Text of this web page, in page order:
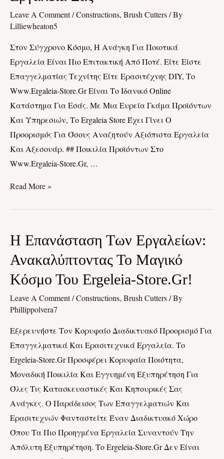
Leave A Comment/Constructions, Brush Cutters/ By
Lilliewheaton5
Στον Σύγχρονο Κόσμο, Η Ανάγκη Για Ποιοτικά
Εργαλεία Είναι Πιο Επιτακτική Από Ποτέ. Είτε Είστε
Επαγγελματίας Τεχνίτης Είτε Ερασιτέχνης DIY, Το
Www.ergaleia-Store.gr Είναι Το Ιδανικό Online
Κατάστημα Για Εσάς. Με Μια Ευρεία Γκάμα Προϊόντων
Και Υπηρεσιών, Το Ergaleia Store Έχει Γίνει Ο
Προορισμός Για Όσους Αναζητούν Αξιόπιστα Εργαλεία
Και Αξεσουάρ. ## Ποικιλία Προϊόντων Στο
Www.ergaleia-Store.gr, …
Online
Κατάστημα
Όλα
Τα
Εργαλεία
Σας
Read More »
Η Επανάσταση Των Εργαλείων:
Ανακαλύπτοντας Το Μαγικό
Κόσμο Του Ergeleia-Store.gr!
Leave A Comment/Constructions, Brush Cutters/ By
Phillippolvera7
Εξερευνήστε Τον Κορυφαίο Διαδικτυακό Προορισμό Για
Επαγγελματικά Και Ερασιτεχνικά Εργαλεία. Το
Ergeleia-Store.gr Προσφέρει Κορυφαία Ποιότητα,
Μοναδική Ποικιλία Και Εγγυημένη Εξυπηρέτηση Για
Όλες Τις Κατασκευαστικές Και Κηπουρικές Σας
Ανάγκες. Ο Παράδεισος Των Επαγγελματιών Και
Ερασιτεχνών Φανταστείτε Έναν Διαδικτυακό Χώρο
Όπου Τα Πιο Προηγμένα Εργαλεία Συναντούν Την
Απόλυτη Εξυπηρέτηση. Το Ergeleia-Store.gr Δεν Είναι
Η
Των
Εργαλείων:
Ανακαλύπτοντας
Το
Κόσμο
Ergeleia-